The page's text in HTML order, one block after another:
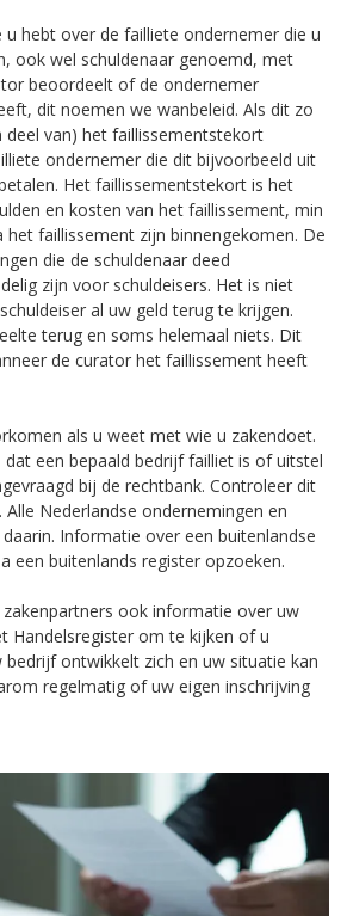
hebt over de failliete ondernemer die u
ook wel schuldenaar genoemd, met
beoordeelt of de ondernemer
dit noemen we wanbeleid. Als dit zo
deel van) het faillissementstekort
ondernemer die dit bijvoorbeeld uit
Het faillissementstekort is het
en kosten van het faillissement, min
het faillissement zijn binnengekomen. De
die de schuldenaar deed
zijn voor schuldeisers. Het is niet
al uw geld terug te krijgen.
terug en soms helemaal niets. Dit
de curator het faillissement heeft
als u weet met wie u zakendoet.
een bepaald bedrijf failliet is of uitstel
bij de rechtbank. Controleer dit
Nederlandse ondernemingen en
Informatie over een buitenlandse
een buitenlands register opzoeken.
ook informatie over uw
Handelsregister om te kijken of u
ontwikkelt zich en uw situatie kan
regelmatig of uw eigen inschrijving